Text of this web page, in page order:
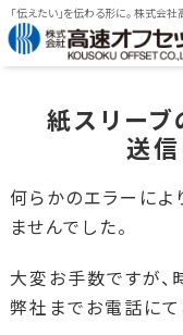
「伝えたい」を伝わる形に。 株式会社
紙スリー
送
何らかのエラーによ
ませんでした。
大変お手数ですが、
弊社までお電話にて